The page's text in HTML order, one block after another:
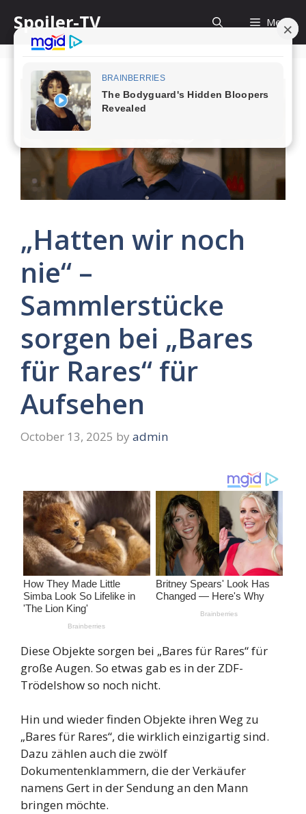
content
Spoiler-TV Menu
„Hatten wir noch
nie“ –
Sammlerstücke
sorgen bei „Bares
für Rares“ für
Aufsehen
October 13, 2025 by admin
Diese Objekte sorgen bei „Bares für Rares“ für
große Augen. So etwas gab es in der ZDF-
Trödelshow so noch nicht.
Hin und wieder finden Objekte ihren Weg zu
„Bares für Rares“, die wirklich einzigartig sind.
Dazu zählen auch die zwölf
Dokumentenklammern, die der Verkäufer
namens Gert in der Sendung an den Mann
bringen möchte.